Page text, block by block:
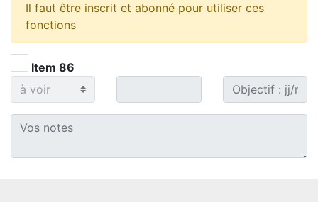
Il faut être inscrit et abonné pour utiliser ces
fonctions
Item 86